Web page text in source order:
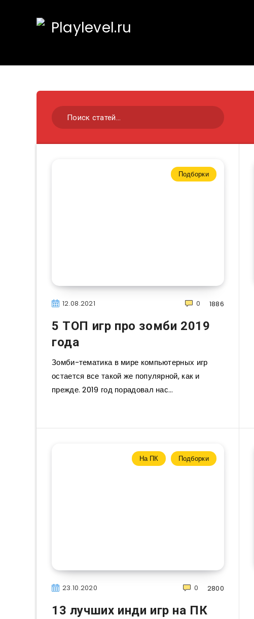
Подборки
12.08.2021 1886
0
5 ТОП игр про зомби 2019
года
Зомби-тематика в мире компьютерных игр
остается все такой же популярной, как и
прежде. 2019 год порадовал нас…
На ПК Подборки
23.10.2020 2800
0
13 лучших инди игр на ПК